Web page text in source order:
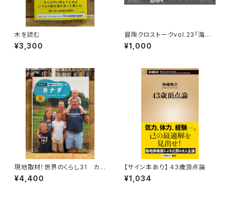
木を読む
¥3,300
冒険クロストークvol.23「海か
ら目指す、世界最高峰」録画視聴
権
¥1,000
現地取材！世界のくらし31 カナ
ダ
¥4,400
【サイン本あり】 43歳頂点論
¥1,034